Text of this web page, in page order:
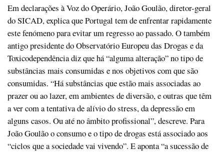
Em declarações à Voz do Operário, João Goulão, diretor-geral
do SICAD, explica que Portugal tem de enfrentar rapidamente
este fenómeno para evitar um regresso ao passado. O também
antigo presidente do Observatório Europeu das Drogas e da
Toxicodependência diz que há “alguma alteração” no tipo de
substâncias mais consumidas e nos objetivos com que são
consumidas. “Há substâncias que estão mais associadas ao
prazer ou ao lazer, em ambientes de diversão, e outras que têm
a ver com a tentativa de alívio do stress, da depressão em
alguns casos. Ou até no âmbito profissional”, descreve. Para
João Goulão o consumo e o tipo de drogas está associado aos
“ciclos que a sociedade vai vivendo”. E aponta “a sucessão de